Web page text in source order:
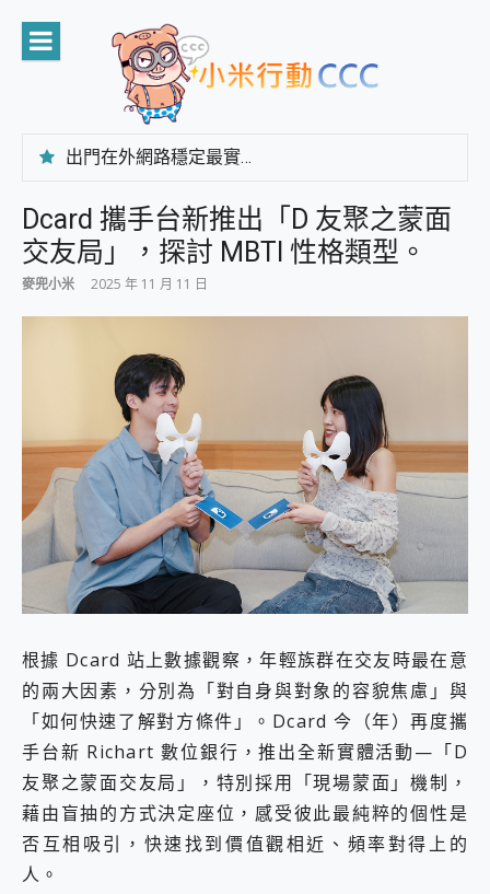
content
出門在外網路穩定最實在 「台灣大哥大」榮獲 4G/5G 在線率全球 NO.3 全台第一與全台六冠王實測心得，走到哪順到哪！
CP 值天花板~ Bongcom BS5 足球君開箱~ 短焦投影機 3千元就能擁有！ 折扣碼在這～
專為 PC上的 XBOX和掌機設計的 FireCuda X1070 SSD 固態硬碟開箱 評測
台灣製攝影機在這裡，100%全無線設計 SpotCam Solo Eco 太陽能防水雲端攝影機 SpotCam Solo 3 2.5K高畫質戶外攝影機 開箱 評測
一鍵修復模糊影片、舊照的 AI 好幫手! VideoProc Converter AI 新版全解析 × 年末優惠，一篇全看懂
小朋友才做選擇 投影機 RGB藍牙音響 氛圍情境燈 我通通都要！ Starfish 2 幻彩膠囊投影機｜結合「 智慧投影 & 煥彩流動 」的沈浸式生活新體驗
外型超吸晴~ 給您絕佳操控體驗 GravaStar Mercury K1 系列 異星機械鍵盤與 Mercury X 系列 輕量無線電競滑鼠 開箱 評測
開箱~變身「蜘蛛人」椅子軍師！MSI MPG 491CQP QD-OLED 超寬曲面電競螢幕，多工辦公、爽度滿滿的終極桌面體驗
iPhone 17 系列 有認證的防護來囉！ imos 首家導入 UL MCV 行銷宣告驗證的手機配件品牌
DJI Osmo Pocket 3 爽爽帶回家 歡慶 EaseUS 21 週年到來，「Slogan 海報徵稿活動」好康大放送
會走動的冷暖氣 SONY REON POCKET PRO 穿戴式智慧冷暖調溫裝置 開箱 評測
百倍變焦實測~ vivo X200 Pro 與 S25 Ultra 誰能滿足全場景拍攝需求？
超好用的 PLAUD NotePin AI 智慧錄音膠囊~ 您的AI 秘書已上線 每月免費送你 300分鐘轉寫
飛利浦 JS7310 ⚡【電急便｜行動儲能救車電源】 可靠的旅行夥伴！帶給您優異的安全性與強大供電效能
是螢幕也是電視! 一機超多用途「MSI微星 Modern MD272UPSW 27型」 4K IPS 輕薄商用智慧聯網螢幕 開箱 評測
您的專屬AI 助手 Yoga Slim 7 Aura Edition 觸控AI筆電 開箱 評測
realme 14 Pro 超硬軍規、冰感變色實測，realme 14 5G 遊戲戰鬥值爆表，效能x娛樂全都要！
iPhone、Apple Watch、AirPods耳機 三個設備充電一起搞定 ONPRO MagReact™ M3 3 in 1可攜摺疊無線充電器 開箱 評測
Dcard 攜手台新推出「D 友聚之蒙面
交友局」，探討 MBTI 性格類型。
麥兜小米 2025 年 11 月 11 日
根據 Dcard 站上數據觀察，年輕族群在交友時最在意
的兩大因素，分別為「對自身與對象的容貌焦慮」與
「如何快速了解對方條件」。Dcard 今（年）再度攜
手台新 Richart 數位銀行，推出全新實體活動—「D
友聚之蒙面交友局」，特別採用「現場蒙面」機制，
藉由盲抽的方式決定座位，感受彼此最純粹的個性是
否互相吸引，快速找到價值觀相近、頻率對得上的
人。